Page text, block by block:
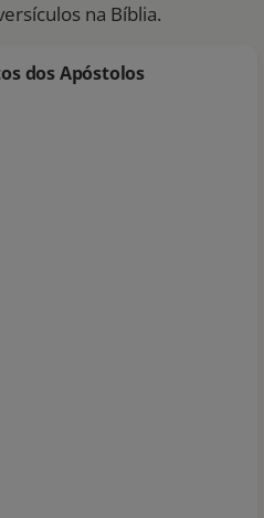
na Bíblia.
dos Apóstolos